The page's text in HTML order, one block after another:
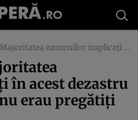
implicaţi în acest dezastru care s-a întâmplat nu erau pregătiţi
în acest dezastru
erau pregătiţi